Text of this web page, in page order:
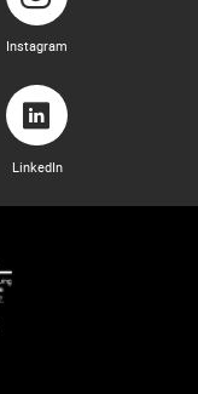
Instagram
LinkedIn